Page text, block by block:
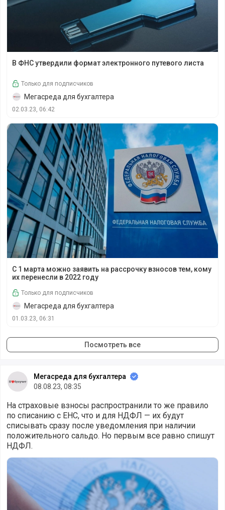
В ФНС утвердили формат электронного путевого листа
Только для подписчиков
Мегасреда для бухгалтера
02.03.23, 06:42
С 1 марта можно заявить на рассрочку взносов тем, кому
их перенесли в 2022 году
Только для подписчиков
Мегасреда для бухгалтера
01.03.23, 06:31
Посмотреть все
Мегасреда для бухгалтера
08.08.23, 08:35
На страховые взносы распространили то же правило
по списанию с ЕНС, что и для НДФЛ — их будут
списывать сразу после уведомления при наличии
положительного сальдо. Но первым все равно спишут
НДФЛ.
С 1 октября взносы с ЕНС будут списывать без